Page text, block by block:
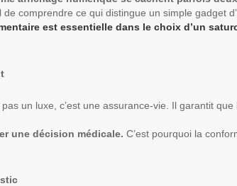
comprendre ce qui distingue un simple gadget
est essentielle dans le choix d’un
un luxe, c’est une assurance-vie. Il garantit
une décision médicale. C’est pourquoi la